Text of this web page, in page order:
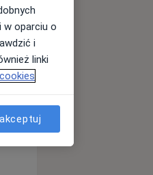
Wt,
11 Sie
w oparciu o
i
linki